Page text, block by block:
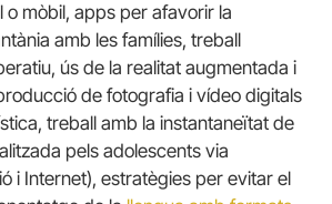
o mòbil, apps per afavorir la
amb les famílies, treball
ús de la realitat augmentada i
de fotografia i vídeo digitals
treball amb la instantaneïtat de
pels adolescents via
i Internet), estratègies per evitar el